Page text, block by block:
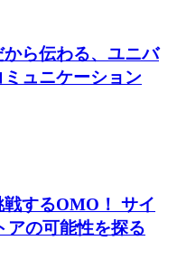
ら伝わる、ユニバ
ュニケーション
するOMO！ サイ
アの可能性を探る